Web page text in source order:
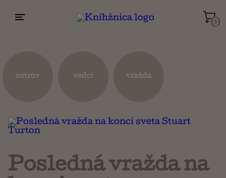
0
Náboženstvo a ezoterika
ostrov vedci vražda
Posledná vražda na